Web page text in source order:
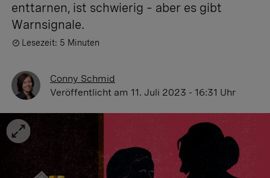
enttarnen, ist schwierig – aber es gibt
Warnsignale.
Lesezeit: 5 Minuten
Conny Schmid
Veröffentlicht am 11. Juli 2023 - 16:31 Uhr